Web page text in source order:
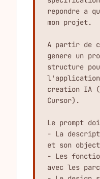
repondre a
mon projet.
A partir de
genere un
structure
creation IA
Cursor).
Le prompt
- La
et son
- Les
avec les